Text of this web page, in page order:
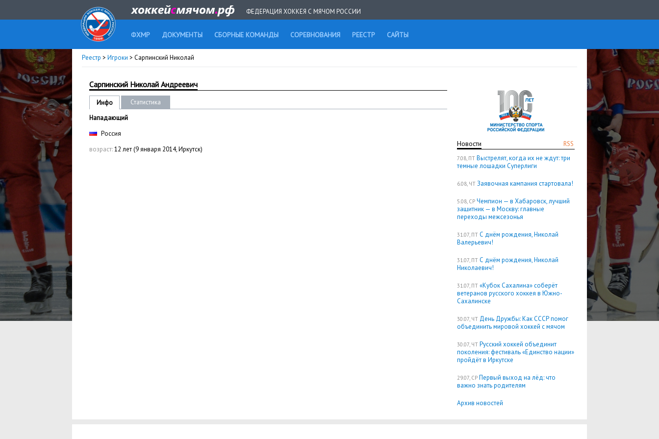
ФЕДЕРАЦИЯ ХОККЕЯ С МЯЧОМ РОССИИ
ФХМР ДОКУМЕНТЫ СБОРНЫЕ КОМАНДЫ СОРЕВНОВАНИЯ РЕЕСТР САЙТЫ
Реестр > Игроки > Сарпинский Николай
RSS
Новости
7.08, ПТ Выстрелят, когда их не ждут: три
темные лошадки Суперлиги
6.08, ЧТ Заявочная кампания стартовала!
5.08, СР Чемпион — в Хабаровск, лучший
защитник — в Москву: главные
переходы межсезонья
31.07, ПТ С днём рождения, Николай
Валерьевич!
31.07, ПТ С днём рождения, Николай
Николаевич!
31.07, ПТ «Кубок Сахалина» соберёт
ветеранов русского хоккея в Южно-
Сахалинске
30.07, ЧТ День Дружбы: Как СССР помог
объединить мировой хоккей с мячом
30.07, ЧТ Русский хоккей объединит
поколения: фестиваль «Единство нации»
пройдёт в Иркутске
29.07, СР Первый выход на лёд: что
важно знать родителям
Архив новостей
Сарпинский Николай Андреевич
Инфо
Статистика
Нападающий
Россия
возраст:12 лет (9 января 2014, Иркутск)